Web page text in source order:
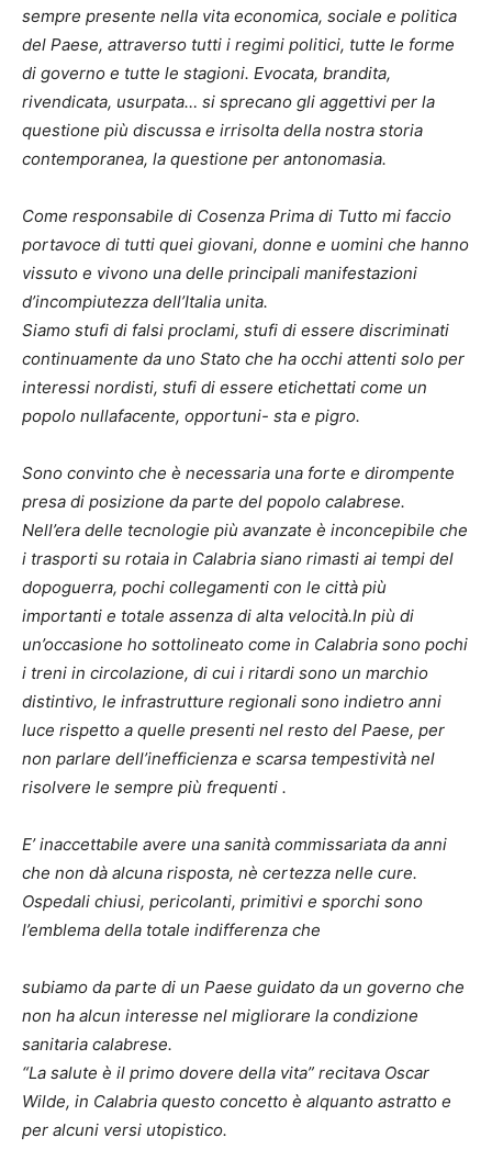
sempre presente nella vita economica, sociale e politica
del Paese, attraverso tutti i regimi politici, tutte le forme
di governo e tutte le stagioni. Evocata, brandita,
rivendicata, usurpata… si sprecano gli aggettivi per la
questione più discussa e irrisolta della nostra storia
contemporanea, la questione per antonomasia.
Come responsabile di Cosenza Prima di Tutto mi faccio
portavoce di tutti quei giovani, donne e uomini che hanno
vissuto e vivono una delle principali manifestazioni
d’incompiutezza dell’Italia unita.
Siamo stufi di falsi proclami, stufi di essere discriminati
continuamente da uno Stato che ha occhi attenti solo per
interessi nordisti, stufi di essere etichettati come un
popolo nullafacente, opportuni- sta e pigro.
Sono convinto che è necessaria una forte e dirompente
presa di posizione da parte del popolo calabrese.
Nell’era delle tecnologie più avanzate è inconcepibile che
i trasporti su rotaia in Calabria siano rimasti ai tempi del
dopoguerra, pochi collegamenti con le città più
importanti e totale assenza di alta velocità.In più di
un’occasione ho sottolineato come in Calabria sono pochi
i treni in circolazione, di cui i ritardi sono un marchio
distintivo, le infrastrutture regionali sono indietro anni
luce rispetto a quelle presenti nel resto del Paese, per
non parlare dell’inefficienza e scarsa tempestività nel
risolvere le sempre più frequenti .
E’ inaccettabile avere una sanità commissariata da anni
che non dà alcuna risposta, nè certezza nelle cure.
Ospedali chiusi, pericolanti, primitivi e sporchi sono
l’emblema della totale indifferenza che
subiamo da parte di un Paese guidato da un governo che
non ha alcun interesse nel migliorare la condizione
sanitaria calabrese.
“La salute è il primo dovere della vita” recitava Oscar
Wilde, in Calabria questo concetto è alquanto astratto e
per alcuni versi utopistico.